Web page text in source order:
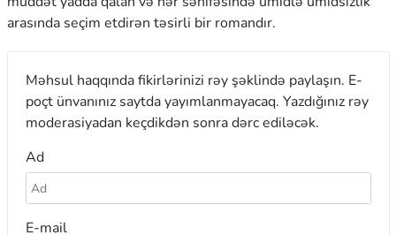
arasında seçim etdirən təsirli bir romandır.
Məhsul haqqında fikirlərinizi rəy şəklində paylaşın. E-
poçt ünvanınız saytda yayımlanmayacaq. Yazdığınız rəy
moderasiyadan keçdikdən sonra dərc ediləcək.
Ad
E-mail